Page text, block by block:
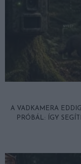
A VADKAMERA
PRÓBÁL: ÍGY